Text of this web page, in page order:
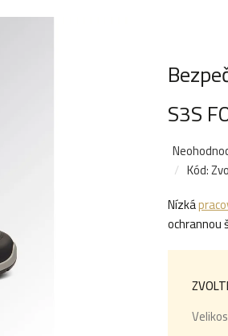
S3S
Průměrné
hodnocení
je
0,0
z
hvězdiček.
Kód:
Nízká
ochrannou